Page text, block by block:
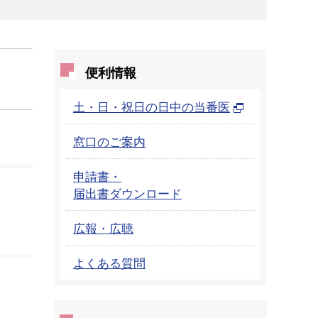
便利情報
土・日・祝日の日中の当番医
窓口のご案内
申請書・
届出書ダウンロード
広報・広聴
よくある質問